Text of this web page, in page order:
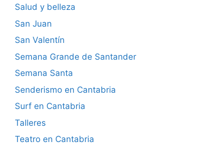
Salud y belleza
San Juan
San Valentín
Semana Grande de Santander
Semana Santa
Senderismo en Cantabria
Surf en Cantabria
Talleres
Teatro en Cantabria